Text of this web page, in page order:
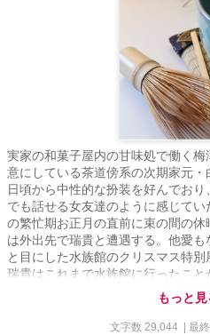
実家の和菓子屋内の甘味処で働く
意にしている茶道傍系の次期家元
日頃から中性的な扮装を好んでお
でも話せる女友達のように感じて
の繁忙期お正月の直前に束の間の
は外出先で瑞貴と遭遇する。他愛
と目にした水族館のクリスマス特別
瑞貴はこれまで水族館に行ったこ
緒に行ってみようと誘うあやめだ
場の中で思わぬ展開に――？ ＊＊
め2022】参加作品です。 ＊＊＊
もっと見
文字数 29,044 | 最